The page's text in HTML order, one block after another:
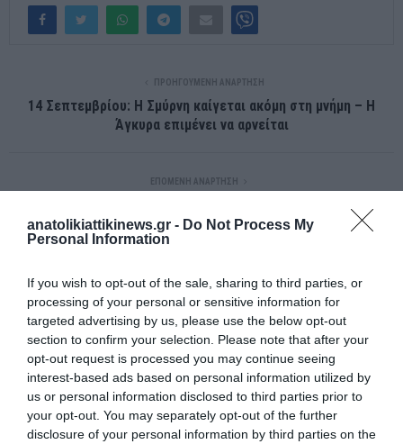
anatolikiattikinews.gr - Do Not Process My
Personal Information
If you wish to opt-out of the sale, sharing to third parties, or
processing of your personal or sensitive information for
targeted advertising by us, please use the below opt-out
section to confirm your selection. Please note that after your
opt-out request is processed you may continue seeing
interest-based ads based on personal information utilized by
us or personal information disclosed to third parties prior to
your opt-out. You may separately opt-out of the further
disclosure of your personal information by third parties on the
ΠΡΟΗΓΟΎΜΕΝΗ ΑΝΆΡΤΗΣΗ
14 Σεπτεμβρίου: Η Σμύρνη καίγεται ακόμη στη μνήμη – Η
Άγκυρα επιμένει να αρνείται
ΕΠΌΜΕΝΗ ΑΝΆΡΤΗΣΗ